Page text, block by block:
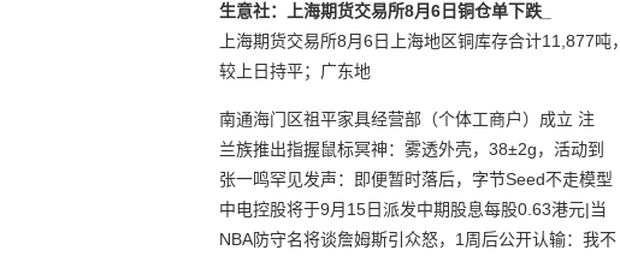
生意社：上海期货交易所8月6日铜仓单下跌_
上海期货交易所8月6日上海地区铜库存合计11,877吨，
较上日持平；广东地
南通海门区祖平家具经营部（个体工商户）成立 注
兰族推出指握鼠标冥神：雾透外壳，38±2g，活动到
张一鸣罕见发声：即便暂时落后，字节Seed不走模型
中电控股将于9月15日派发中期股息每股0.63港元|当
NBA防守名将谈詹姆斯引众怒，1周后公开认输：我不